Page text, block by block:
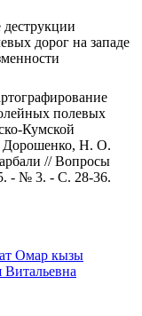
дорог на западе
полевых
Кумской
Дорошенко, Н. О.
// Вопросы
- № 3. - С. 28-36.
Омар кызы